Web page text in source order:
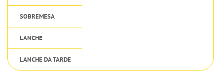
SOBREMESA
LANCHE
LANCHE DA TARDE